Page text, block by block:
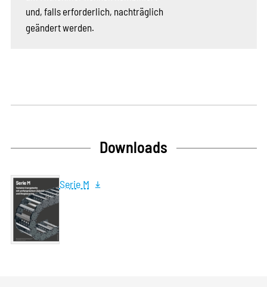
und, falls erforderlich, nachträglich
geändert werden.
Downloads
Serie M